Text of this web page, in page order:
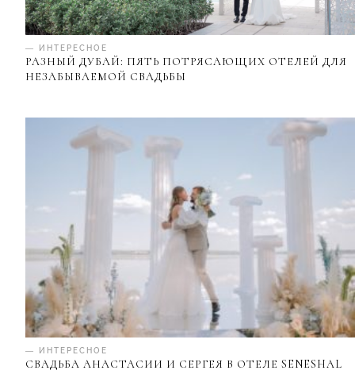
— ИНТЕРЕСНОЕ
РАЗНЫЙ ДУБАЙ: ПЯТЬ ПОТРЯСАЮЩИХ ОТЕЛЕЙ ДЛЯ
НЕЗАБЫВАЕМОЙ СВАДЬБЫ
— ИНТЕРЕСНОЕ
СВАДЬБА АНАСТАСИИ И СЕРГЕЯ В ОТЕЛЕ SENESHAL